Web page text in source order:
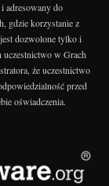
adresowany do
gdzie korzystanie z
dozwolone tylko i
w Grach
że uczestnictwo
przed
oświadczenia.